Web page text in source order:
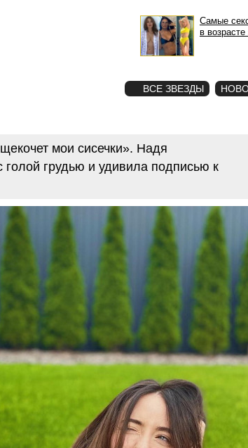
Самые
в возрасте
ВСЕ ЗВЕЗДЫ
мои сисечки». Надя
грудью и удивила подписью к